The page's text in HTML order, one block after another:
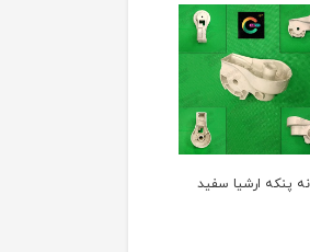
پنکه ارشیا سفید